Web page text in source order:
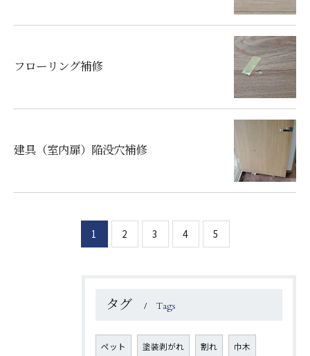
フローリング補修
建具（室内扉）陥没穴補修
1 2 3 4 5
タグ Tags
ペット 塗装剥がれ 割れ 巾木